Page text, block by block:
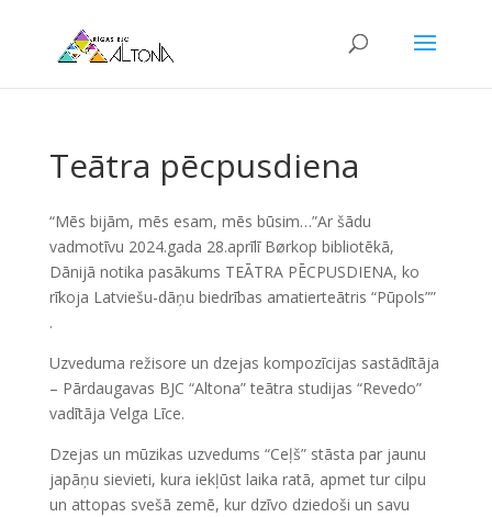
Teātra pēcpusdiena
“Mēs bijām, mēs esam, mēs būsim…”Ar šādu
vadmotīvu 2024.gada 28.aprīlī Børkop bibliotēkā,
Dānijā notika pasākums TEĀTRA PĒCPUSDIENA, ko
rīkoja Latviešu-dāņu biedrības amatierteātris “Pūpols””
.
Uzveduma režisore un dzejas kompozīcijas sastādītāja
– Pārdaugavas BJC “Altona” teātra studijas “Revedo”
vadītāja Velga Līce.
Dzejas un mūzikas uzvedums “Ceļš” stāsta par jaunu
japāņu sievieti, kura iekļūst laika ratā, apmet tur cilpu
un attopas svešā zemē, kur dzīvo dziedoši un savu